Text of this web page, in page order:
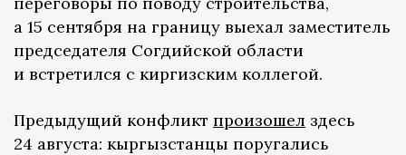
а 15 сентября на границу выехал заместитель
председателя Согдийской области
и встретился с киргизским коллегой.
Предыдущий конфликт произошел здесь
24 августа: кыргызстанцы поругались